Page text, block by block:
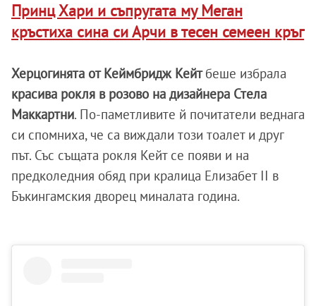
Принц Хари и съпругата му Меган
кръстиха сина си Арчи в тесен семеен кръг
Херцогинята от Кеймбридж Кейтбеше избрала
красива рокля в розово на дизайнера Стела
Маккартни. По-паметливите й почитатели веднага
си спомниха, че са виждали този тоалет и друг
път. Със същата рокля Кейт се появи и на
предколедния обяд при кралица Елизабет II в
Бъкингамския дворец миналата година.